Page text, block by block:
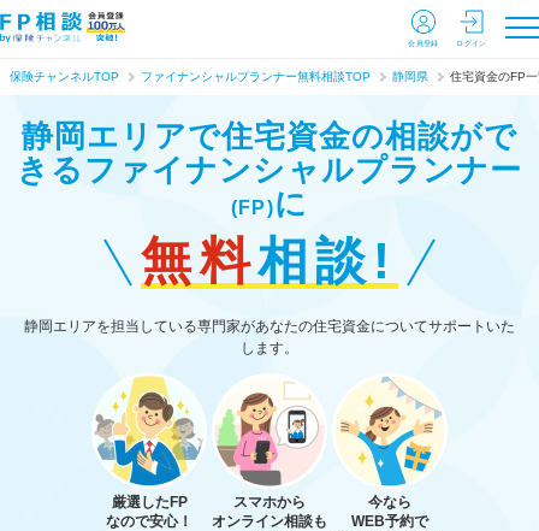
会員登録 ログイン
保険チャンネルTOP ファイナンシャルプランナー無料相談TOP 静岡県 住宅資金のFP
静岡エリアで住宅資金の相談がで
きる ファイナンシャルプランナー
(FP)に
無料相談!
静岡エリアを担当している専門家があなたの住宅資金についてサポートいた
します。
厳選したFP
なので安心！
スマホから
オンライン相談も
今なら
WEB予約で